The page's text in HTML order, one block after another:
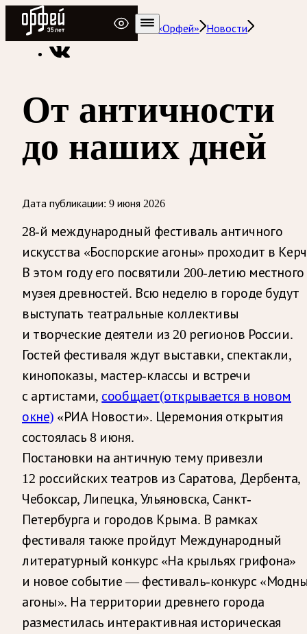
Радио Орфей
Радио классической музыки «Орфей»
Новости
От античности
до наших дней
Дата публикации: 9 июня 2026
28-й международный фестиваль античного
искусства «Боспорские агоны» проходит в
В этом году его посвятили 200-летию местного
музея древностей. Всю неделю в городе будут
выступать театральные коллективы
и творческие деятели из 20 регионов России.
Гостей фестиваля ждут выставки, спектакли,
кинопоказы, мастер-классы и встречи
с артистами, сообщает(открывается в новом
окне) «РИА Новости». Церемония открытия
состоялась 8 июня.
Постановки на античную тему привезли
12 российских театров из Саратова, Дербента,
Чебоксар, Липецка, Ульяновска, Санкт-
Петербурга и городов Крыма. В рамках
фестиваля также пройдут Международный
литературный конкурс «На крыльях грифона»
и новое событие — фестиваль-конкурс
агоны». На территории древнего города
разместилась интерактивная историческая